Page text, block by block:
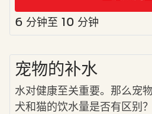
6 分钟至 10 分钟
宠物的补水
水对健康至关重要。那么宠
犬和猫的饮水量是否有区别